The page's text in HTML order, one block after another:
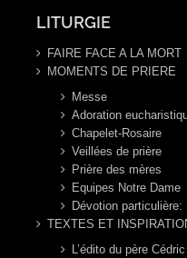
LITURGIE
FAIRE FACE A LA MORT
MOMENTS DE PRIERE
Messe
Adoration
Chapelet-Rosaire
Veillées de prière
Prière des mères
Equipes Notre Dame
Dévotion
TEXTES ET
L’édito du père Cédric